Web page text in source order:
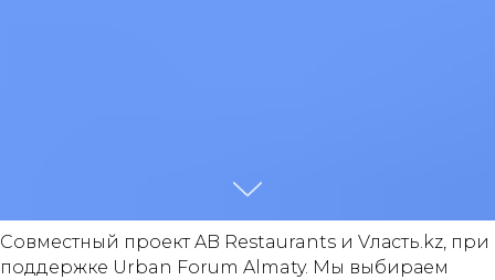
Совместный проект AB Restaurants и Vласть.kz, при
поддержке Urban Forum Almaty. Мы выбираем